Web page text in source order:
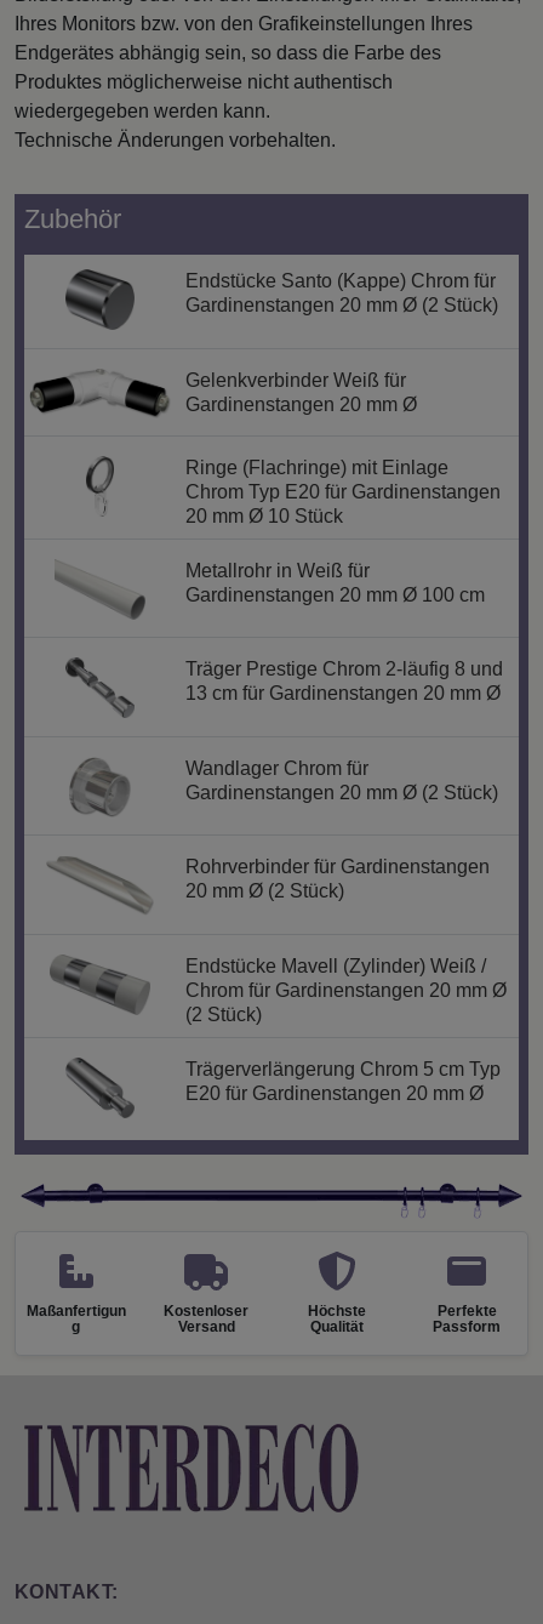
Ihres Monitors bzw. von den Grafikeinstellungen Ihres
Endgerätes abhängig sein, so dass die Farbe des
Produktes möglicherweise nicht authentisch
wiedergegeben werden kann.
Technische Änderungen vorbehalten.
Zubehör
Endstücke Santo (Kappe) Chrom für
Gardinenstangen 20 mm Ø (2 Stück)
Gelenkverbinder Weiß für
Gardinenstangen 20 mm Ø
Ringe (Flachringe) mit Einlage
Chrom Typ E20 für Gardinenstangen
20 mm Ø 10 Stück
Metallrohr in Weiß für
Gardinenstangen 20 mm Ø 100 cm
Träger Prestige Chrom 2-läufig 8 und
13 cm für Gardinenstangen 20 mm Ø
Wandlager Chrom für
Gardinenstangen 20 mm Ø (2 Stück)
Rohrverbinder für Gardinenstangen
20 mm Ø (2 Stück)
Endstücke Mavell (Zylinder) Weiß /
Chrom für Gardinenstangen 20 mm Ø
(2 Stück)
Trägerverlängerung Chrom 5 cm Typ
E20 für Gardinenstangen 20 mm Ø
Maßanfertigun
g
Kostenloser
Versand
Höchste
Qualität
Perfekte
Passform
KONTAKT: